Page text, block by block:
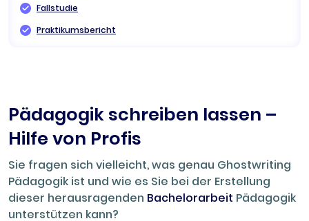
Fallstudie
Praktikumsbericht
Pädagogik schreiben lassen –
Hilfe von Profis
Sie fragen sich vielleicht, was genau Ghostwriting
Pädagogik ist und wie es Sie bei der Erstellung
dieser herausragenden Bachelorarbeit Pädagogik
unterstützen kann?